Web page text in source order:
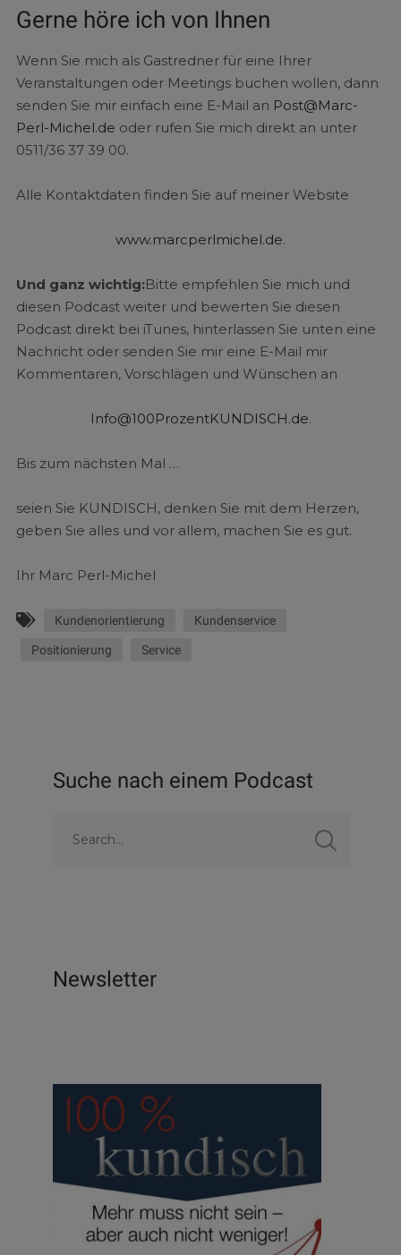
Gerne höre ich von Ihnen
Wenn Sie mich als Gastredner für eine Ihrer
Veranstaltungen oder Meetings buchen wollen, dann
senden Sie mir einfach eine E-Mail an Post@Marc-
Perl-Michel.de oder rufen Sie mich direkt an unter
0511/36 37 39 00.
Alle Kontaktdaten finden Sie auf meiner Website
www.marcperlmichel.de.
Und ganz wichtig:Bitte empfehlen Sie mich und
diesen Podcast weiter und bewerten Sie diesen
Podcast direkt bei iTunes, hinterlassen Sie unten eine
Nachricht oder senden Sie mir eine E-Mail mir
Kommentaren, Vorschlägen und Wünschen an
Info@100ProzentKUNDISCH.de.
Bis zum nächsten Mal …
seien Sie KUNDISCH, denken Sie mit dem Herzen,
geben Sie alles und vor allem, machen Sie es gut.
Ihr Marc Perl-Michel
Kundenorientierung Kundenservice
Positionierung Service
Suche nach einem Podcast
Newsletter